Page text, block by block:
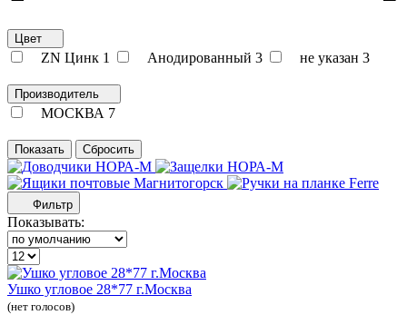
Цвет
ZN Цинк 1 Анодированный 3 не указан 3
Производитель
МОСКВА 7
Фильтр
Показывать:
Ушко угловое 28*77 г.Москва
(нет голосов)